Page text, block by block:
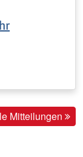
Mitteilungen